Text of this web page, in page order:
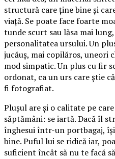
structură care ține bine și
viață. Se poate face foarte
tunde scurt sau lăsa mai
personalitatea ursului. Un
jucăuș, mai copilăros, uneori
mod simpatic. Un plus cu fir
ordonat, ca un urs care știe
fi fotografiat.
Plușul are și o calitate pe
săptămâni: se iartă. Dacă îl
înghesui într-un portbagaj,
bine. Puful lui se ridică iar,
suficient încât să nu te facă